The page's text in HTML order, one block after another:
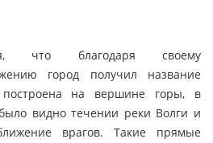
что благодаря своему
город получил название
на вершине горы, в
видно течении реки Волги и
врагов. Такие прямые